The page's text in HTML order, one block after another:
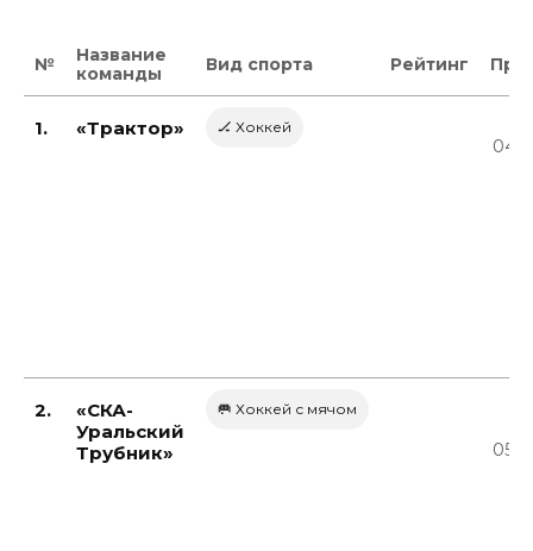
№
Название
команды
Вид спорта Рейтинг
1. «Трактор» 🏒 Хоккей
2.
«СКА-
Уральский
Трубник»
🥅 Хоккей с мячом